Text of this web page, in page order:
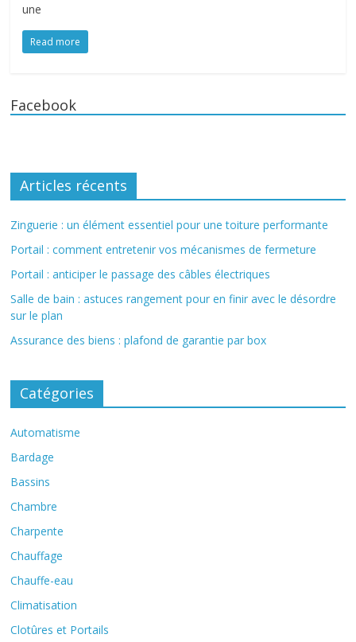
une
Read more
Facebook
Articles récents
Zinguerie : un élément essentiel pour une toiture performante
Portail : comment entretenir vos mécanismes de fermeture
Portail : anticiper le passage des câbles électriques
Salle de bain : astuces rangement pour en finir avec le désordre
sur le plan
Assurance des biens : plafond de garantie par box
Catégories
Automatisme
Bardage
Bassins
Chambre
Charpente
Chauffage
Chauffe-eau
Climatisation
Clotûres et Portails